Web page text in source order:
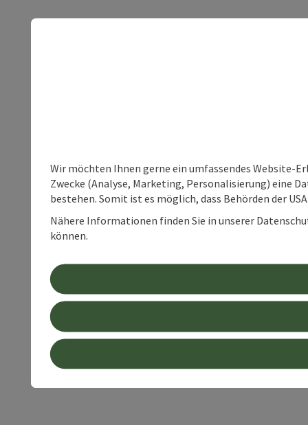
Wir möchten Ihnen gerne ein umfassendes Website-
Zwecke (Analyse, Marketing, Personalisierung) eine
bestehen. Somit ist es möglich, dass Behörden der
Nähere Informationen finden Sie in unserer
können.